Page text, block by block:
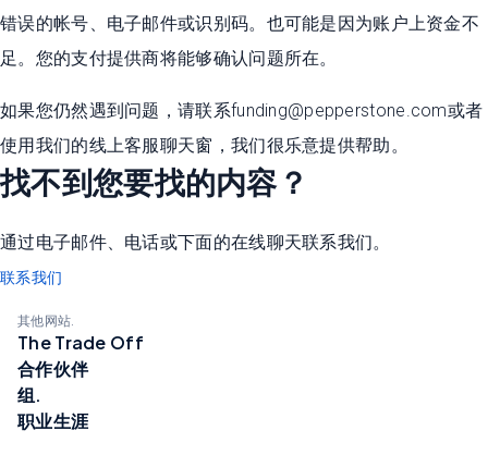
错误的帐号、电子邮件或识别码。也可能是因为账户上资金不
足。您的支付提供商将能够确认问题所在。
如果您仍然遇到问题，请联系funding@pepperstone.com或者
使用我们的线上客服聊天窗，我们很乐意提供帮助。
找不到您要找的内容？
通过电子邮件、电话或下面的在线聊天联系我们。
联系我们
其他网站.
The Trade Off
合作伙伴
组.
职业生涯